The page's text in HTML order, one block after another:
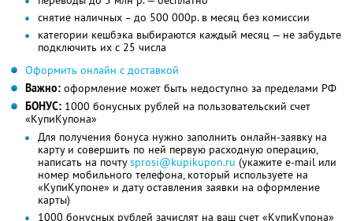
снятие наличных – до 500 000р. в месяц без комиссии
категории кешбэка выбираются каждый месяц — не забудьте
подключить их с 25 числа
Оформить онлайн с доставкой
Важно: оформление может быть недоступно за пределами РФ
БОНУС: 1000 бонусных рублей на пользовательский счет
«КупиКупона»
Для получения бонуса нужно заполнить онлайн-заявку на
карту и совершить по ней первую расходную операцию,
написать на почтуsprosi@kupikupon.ru (укажите e-mail или
номер мобильного телефона, который используете на
«КупиКупоне» и дату оставления заявки на оформление
карты)
1000 бонусных рублей зачислят на ваш счет «КупиКупона»